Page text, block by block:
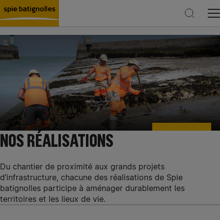
Rechercher
NOS RÉALISATIONS
Du chantier de proximité aux grands projets
d’infrastructure, chacune des réalisations de Spie
batignolles participe à aménager durablement les
territoires et les lieux de vie.